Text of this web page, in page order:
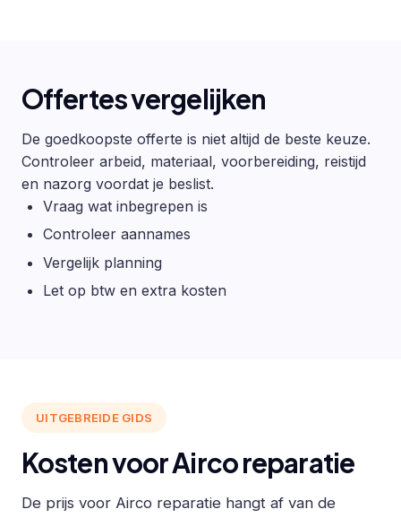
Offertes vergelijken
De goedkoopste offerte is niet altijd de beste keuze.
Controleer arbeid, materiaal, voorbereiding, reistijd
en nazorg voordat je beslist.
Vraag wat inbegrepen is
Controleer aannames
Vergelijk planning
Let op btw en extra kosten
UITGEBREIDE GIDS
Kosten voor Airco reparatie
De prijs voor Airco reparatie hangt af van de